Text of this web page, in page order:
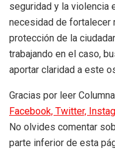
seguridad y la violencia
necesidad de fortalecer
protección de la
trabajando en el caso,
aportar claridad a este
Gracias por leer
Facebook, Twitter,
No olvides comentar
parte inferior de esta